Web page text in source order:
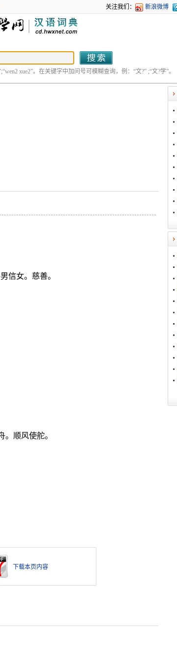
关注我们： 新浪微博
xue2”。在关键字中加问号可模糊查询，例：“文?” ;“文?学”。
信女。慈善。
顺风使舵。
下载本页内容